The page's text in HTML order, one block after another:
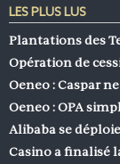
LES PLUS LUS
Plantations des
Opération de
Oeneo : Caspar
Oeneo : OPA
Alibaba se
Casino a finalisé